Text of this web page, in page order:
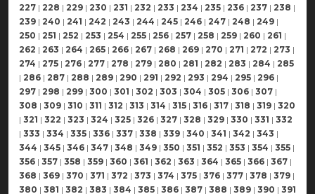
227 | 228 | 229 | 230 | 231 | 232 | 233 | 234 | 235 | 236 | 237 | 238 |
239 | 240 | 241 | 242 | 243 | 244 | 245 | 246 | 247 | 248 | 249 |
250 | 251 | 252 | 253 | 254 | 255 | 256 | 257 | 258 | 259 | 260 | 261 |
262 | 263 | 264 | 265 | 266 | 267 | 268 | 269 | 270 | 271 | 272 | 273 |
274 | 275 | 276 | 277 | 278 | 279 | 280 | 281 | 282 | 283 | 284 | 285
| 286 | 287 | 288 | 289 | 290 | 291 | 292 | 293 | 294 | 295 | 296 |
297 | 298 | 299 | 300 | 301 | 302 | 303 | 304 | 305 | 306 | 307 |
308 | 309 | 310 | 311 | 312 | 313 | 314 | 315 | 316 | 317 | 318 | 319 | 320
| 321 | 322 | 323 | 324 | 325 | 326 | 327 | 328 | 329 | 330 | 331 | 332
| 333 | 334 | 335 | 336 | 337 | 338 | 339 | 340 | 341 | 342 | 343 |
344 | 345 | 346 | 347 | 348 | 349 | 350 | 351 | 352 | 353 | 354 | 355 |
356 | 357 | 358 | 359 | 360 | 361 | 362 | 363 | 364 | 365 | 366 | 367 |
368 | 369 | 370 | 371 | 372 | 373 | 374 | 375 | 376 | 377 | 378 | 379 |
380 | 381 | 382 | 383 | 384 | 385 | 386 | 387 | 388 | 389 | 390 | 391